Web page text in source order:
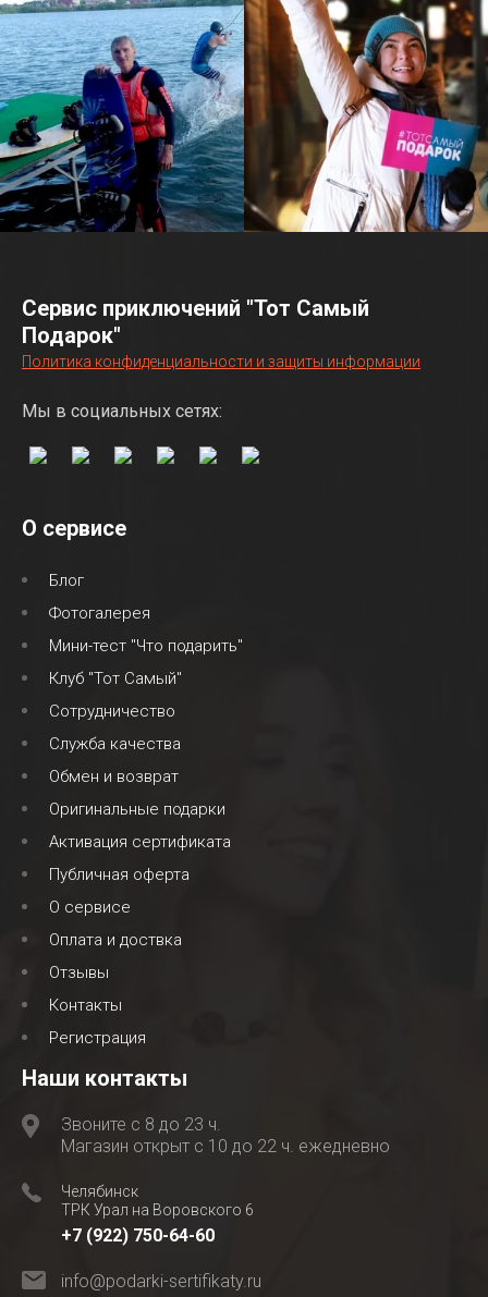
Сервис приключений "Тот Самый
Подарок"
Политика конфиденциальности и защиты информации
Мы в социальных сетях:
О сервисе
Блог
Фотогалерея
Мини-тест "Что подарить"
Клуб "Тот Самый"
Сотрудничество
Служба качества
Обмен и возврат
Оригинальные подарки
Активация сертификата
Публичная оферта
О сервисе
Оплата и доствка
Отзывы
Контакты
Регистрация
Наши контакты
Звоните с 8 до 23 ч.
Магазин открыт с 10 до 22 ч. ежедневно
Челябинск
ТРК Урал на Воровского 6
+7 (922) 750-64-60
info@podarki-sertifikaty.ru